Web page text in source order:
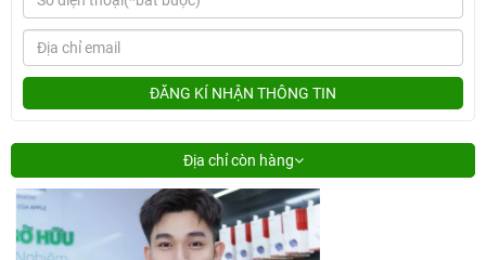
ĐĂNG KÍ NHẬN THÔNG TIN
Địa chỉ còn hàng